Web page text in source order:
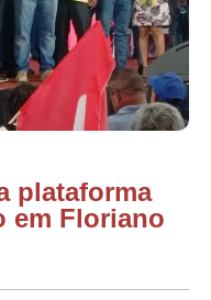
plataforma
em Floriano